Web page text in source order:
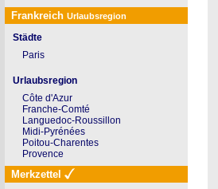
Frankreich Urlaubsregion
Städte
Paris
Urlaubsregion
Côte d'Azur
Franche-Comté
Languedoc-Roussillon
Midi-Pyrénées
Poitou-Charentes
Provence
Merkzettel